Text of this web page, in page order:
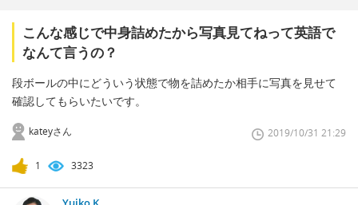
こんな感じで中身詰めたから写真見てねって英語で
なんて言うの？
段ボールの中にどういう状態で物を詰めたか相手に写真を見せて
確認してもらいたいです。
kateyさん 2019/10/31 21:29
1 3323